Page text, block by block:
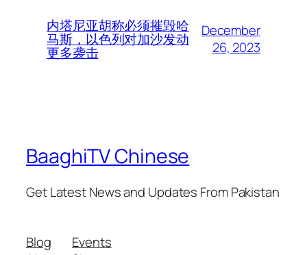
内塔尼亚胡称必须摧毁哈
马斯，以色列对加沙发动
更多袭击
December
26, 2023
BaaghiTV Chinese
Get Latest News and Updates From Pakistan
Blog
Events